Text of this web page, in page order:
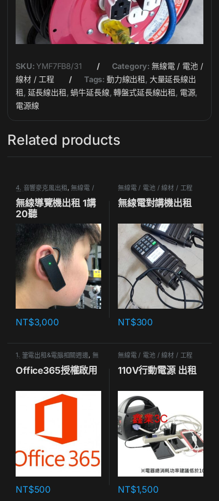
SKU: YMF7FB8/31 Category: 無線電 / 電池 /
線材 / 工程
Tags: 動力線出租 , 大量延長線出
租 , 延長線出租 ,蝸牛延長線,轉盤式延長線出租 , 電源,
電源線
Related products
4. 音響麥克風出租 ,無線電 /
無線導覽機出租 1講
20聽
NT$3,000
無線電 / 電池 / 線材 / 工程
無線電對講機出租
NT$300
1. 筆電出租&電腦相關週邊, 無
Office365授權啟用
NT$500
無線電 / 電池 / 線材 / 工程
110V行動電源 出租
NT$1,500